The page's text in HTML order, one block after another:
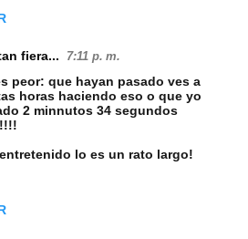
fiera... 7:11 p. m.
peor: que hayan pasado ves a
horas haciendo eso o que yo
2 minnutos 34 segundos
lo es un rato largo!